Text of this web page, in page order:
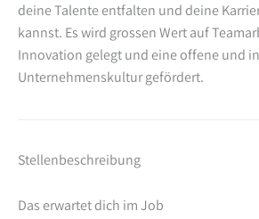
deine Talente entfalten und deine
kannst. Es wird grossen Wert auf
Innovation gelegt und eine offene und
Unternehmenskultur gefördert.
Stellenbeschreibung
Das erwartet dich im Job